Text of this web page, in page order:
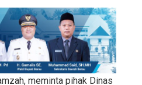
meminta pihak Dinas